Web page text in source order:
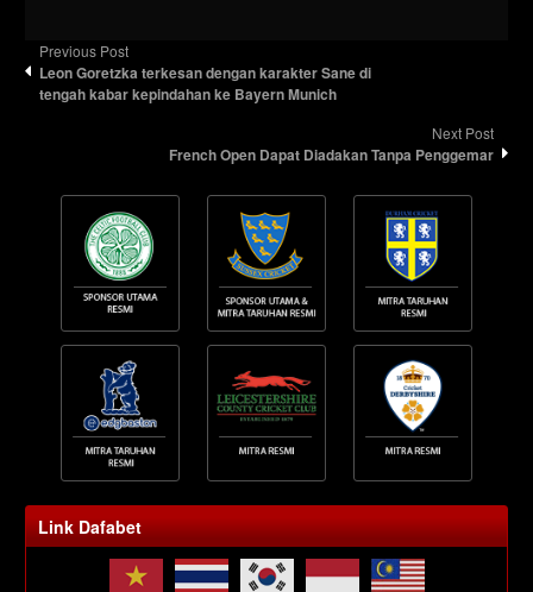
Previous Post
Leon Goretzka terkesan dengan karakter Sane di
tengah kabar kepindahan ke Bayern Munich
Next Post
French Open Dapat Diadakan Tanpa Penggemar
Link Dafabet